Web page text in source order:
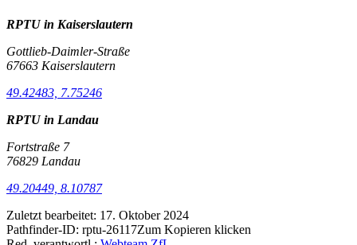
RPTU in Kaiserslautern
Gottlieb-Daimler-Straße
67663 Kaiserslautern
49.42483, 7.75246
RPTU in Landau
Fortstraße 7
76829 Landau
49.20449, 8.10787
Zuletzt bearbeitet: 17. Oktober 2024
Pathfinder-ID: rptu-26117Zum Kopieren klicken